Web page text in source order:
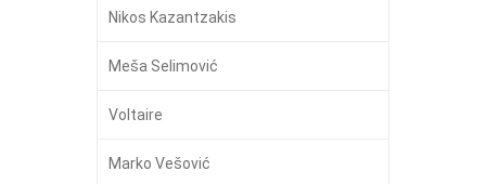
Nikos Kazantzakis
Meša Selimović
Voltaire
Marko Vešović